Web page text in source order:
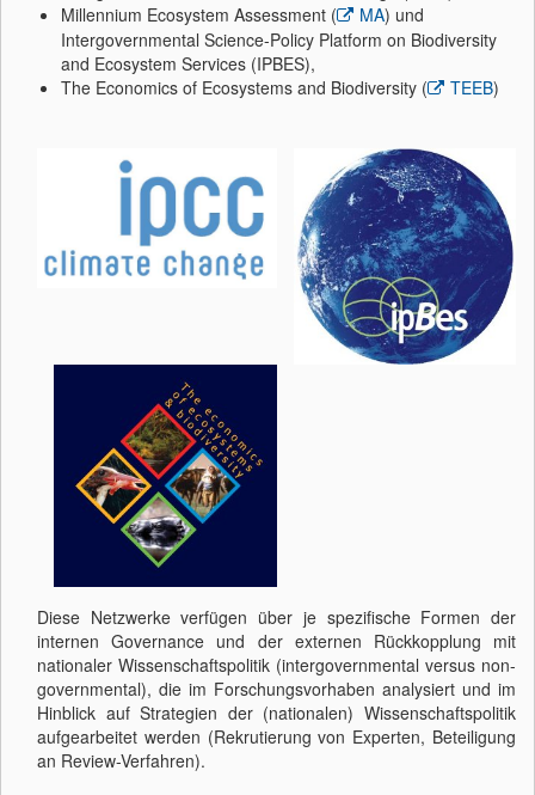
Millennium Ecosystem Assessment (
MA) und
Intergovernmental Science-Policy Platform on Biodiversity
and Ecosystem Services (IPBES),
The Economics of Ecosystems and Biodiversity (
TEEB)
Diese Netzwerke verfügen über je spezifische Formen der
internen Governance und der externen Rückkopplung mit
nationaler Wissenschaftspolitik (intergovernmental versus non-
governmental), die im Forschungsvorhaben analysiert und im
Hinblick auf Strategien der (nationalen) Wissenschaftspolitik
aufgearbeitet werden (Rekrutierung von Experten, Beteiligung
an Review-Verfahren).